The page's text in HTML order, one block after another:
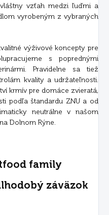
vzťah medzi ľuďmi a
vyrobeným z vybraných
výživové koncepty pre
s poprednými
Pravidelne sa tiež
kvality a udržateľnosti.
krmív pre domáce zvieratá,
podľa štandardu ZNU a od
neutrálne v našom
Dolnom Rýne.
family
záväzok